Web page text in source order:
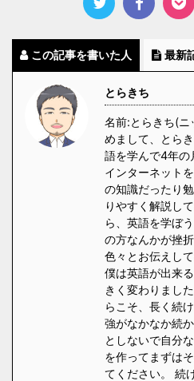
この記事を書いた人 最新
とらきち
名前:とらきち(ニ
めまして、とら
語を学んで4年の
インターネット
の知識だったり
りやすく解説し
ら、英語を学ぼ
の方なんかが挫
色々とお伝えし
僕は英語が出来
きく変わりまし
らこそ、長く続
強がなかなか続
としないで自分
を作ってまずは
てください。 続